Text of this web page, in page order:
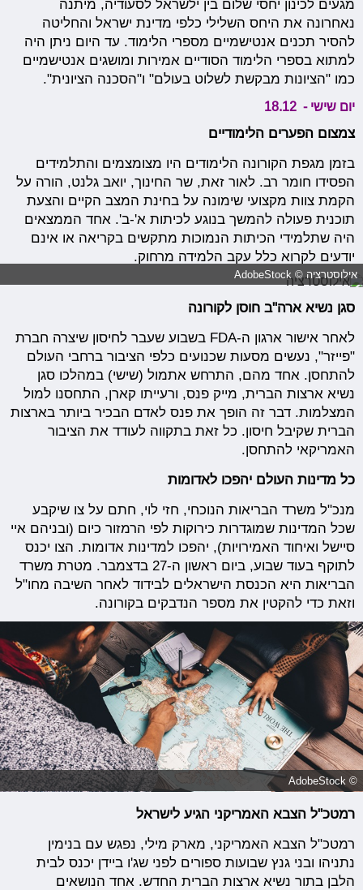
מגעים לכינון יחסי שלום בין ילשראל לסעודיה, מיתנה
נאחרונה את היחס השלילי כלפי מדינת ישראל והחליטה
להסיר תכנים אנטישמיים מספרי הלימוד. עד היום ניתן היה
למתוא בספרי הלימוד הסודיים אמירות ומושגים אנטישמיים
כמו "הציונות מבקשת לשלוט בעולם" ו"הסכנה הציונית".
יום שישי - 18.12
צמצום הפערים הלימודיים
בזמן מגפת הקורונה הלימודים היו מצומצמים והתלמידים
הפסידו חומר רב. לאור זאת, שר החינוך, יואב גלנט, הורה על
הקמת צוות מקצועי שימונה על בחינת המצב הקיים והצעת
תוכנית פעולה להמשך בנוגע לכיתות א'-ב'. אחד הממצאים
היה שתלמידי הכיתות הנמוכות מתקשים בקריאה או אינם
יודעים לקרוא כלל עקב הלמידה מרחוק.
אילוסטרציה © AdobeStock
סגן נשיא ארה"ב חוסן לקורונה
לאחר אישור ארגון ה-FDA בשבוע שעבר לחיסון שיצרה חברת
"פייזר", נעשים מסעות שכנועים כלפי הציבור ברחבי העולם
להתחסן. אחד מהם, התרחש אתמול (שישי) במהלכו סגן
נשיא ארצות הברית, מייק פנס, ורעייתו קארן, התחסנו למול
המצלמות. דבר זה הופך את פנס לאדם הבכיר ביותר בארצות
הברית שקיבל חיסון. כל זאת בתקווה לעודד את הציבור
האמריקאי להתחסן.
כל מדינות העולם יהפכו לאדומות
מנכ"ל משרד הבריאות הנוכחי, חזי לוי, חתם על צו שיקבע
שכל המדינות שמוגדרות כירוקות לפי הרמזור כיום (ובניהם איי
סיישל ואיחוד האמירויות), יהפכו למדינות אדומות. הצו יכנס
לתוקף בעוד שבוע, ביום ראשון ה-27 בדצמבר. מטרת משרד
הבריאות היא הכנסת הישראלים לבידוד לאחר השיבה מחו"ל
וזאת כדי להקטין את מספר הנדבקים בקורונה.
© AdobeStock
רמטכ"ל הצבא האמריקני הגיע לישראל
רמטכ"ל הצבא האמריקני, מארק מילי, נפגש עם בנימין
נתניהו ובני גנץ שבועות ספורים לפני שג'ו ביידן יכנס לבית
הלבן בתור נשיא ארצות הברית החדש. אחד הנושאים